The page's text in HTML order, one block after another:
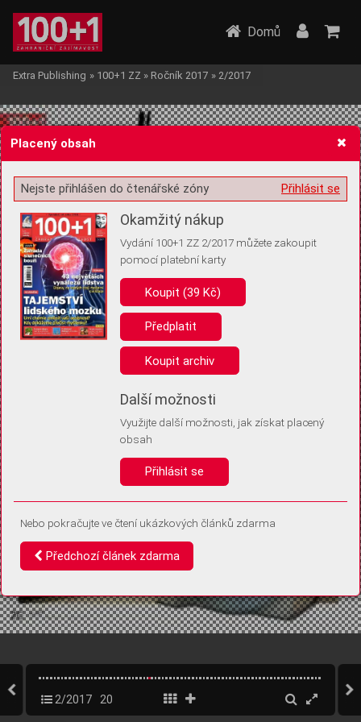
Žádost o souhlas s ukládáním volitelných informací
Pro základní fungování webu nepotřebujeme ukládat žádné informace
(tzv. cookies apod.). Rádi bychom vás ale požádali o souhlas s
uložením volitelných informací:
Anonymní unikátní ID
Díky němu příště poznáme, že se jedná o stejné zařízení, a
Identifikátor je zcela anonymní.
Vaše souhlasy a odmítnutí si ukládáme do vašeho zařízení, abychom se
vás už příště znovu neptali. Můžete je kdykoli později upravit ve Správě
Domů
Extra Publishing » 100+1 ZZ » Ročník 2017 » 2/2017
2/2017 20
Placený obsah
Přihlásit se
Nejste přihlášen do čtenářské zóny
Okamžitý nákup
Vydání 100+1 ZZ 2/2017 můžete zakoupit
pomocí platební karty
Koupit (39 Kč)
Předplatit
Koupit archiv
Další možnosti
Využijte další možnosti, jak získat placený
obsah
Přihlásit se
Nebo pokračujte ve čtení ukázkových článků zdarma
Předchozí článek zdarma